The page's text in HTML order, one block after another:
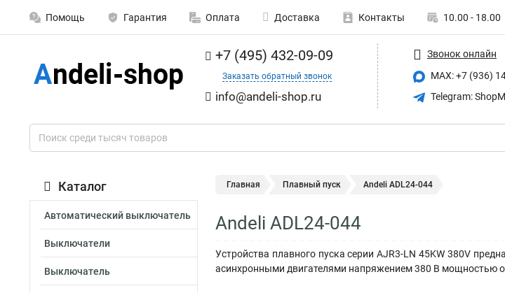
Помощь Гарантия Оплата Доставка Контакты 10.00 - 18.00
+7 (495) 432-09-09
Заказать обратный звонок
info@andeli-shop.ru
Звонок онлайн
MAX: +7 (936)
Telegram:
Каталог
Автоматический выключатель
Выключатели
Выключатель
Главная Плавный пуск Andeli ADL24-044
Andeli ADL24-044
Устройства плавного пуска серии AJR3-LN 45KW 380V
асинхронными двигателями напряжением 380 В мощностью